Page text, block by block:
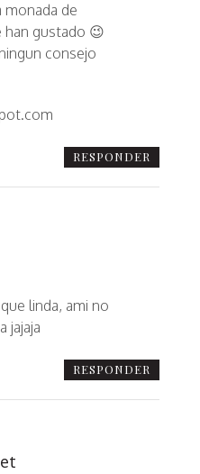
monada de
han gustado 😉
consejo
RESPONDER
linda, ami no
jajaja
RESPONDER